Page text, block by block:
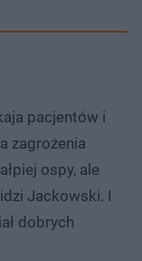
pacjentów i
zagrożenia
ospy, ale
Jackowski. I
dobrych